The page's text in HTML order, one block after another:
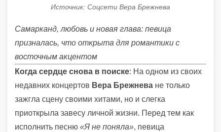
Источник: Соцсети Вера Брежнева
Самарканд, любовь и новая глава: певица
призналась, что открыта для романтики с
восточным акцентом
Когда сердце снова в поиске: На одном из своих
недавних концертов Вера Брежнева не только
зажгла сцену своими хитами, но и слегка
приоткрыла завесу личной жизни. Перед тем как
исполнить песню «Я не поняла», певица